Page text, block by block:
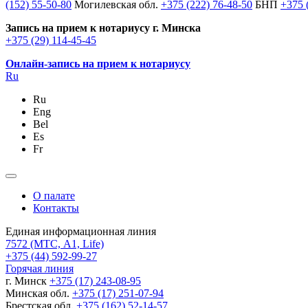
(152) 55-50-80 Могилевская обл. +375 (222) 76-48-50 БНП +375
Запись на прием к нотариусу г. Минска
+375 (29) 114-45-45
Онлайн-запись на прием к нотариусу
Ru
Ru
Eng
Bel
Es
Fr
О палате
Контакты
Единая информационная линия
7572 (МТС, A1, Life)
+375 (44) 592-99-27
Горячая линия
г. Минск +375 (17) 243-08-95
Минская обл. +375 (17) 251-07-94
Брестская обл. +375 (162) 52-14-57